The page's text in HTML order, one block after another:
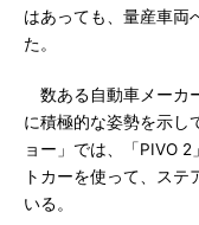
はあっても、量産車両
た。
数ある自動車メーカ
に積極的な姿勢を示し
ョー」では、「PIVO
トカーを使って、ス
いる。